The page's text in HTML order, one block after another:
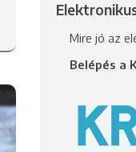
Mire jó az
Belépés a